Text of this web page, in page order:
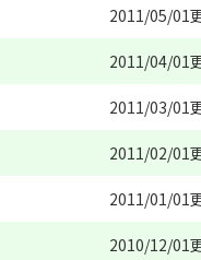
2011/05/01
2011/04/01
2011/03/01
2011/02/01
2011/01/01
2010/12/01